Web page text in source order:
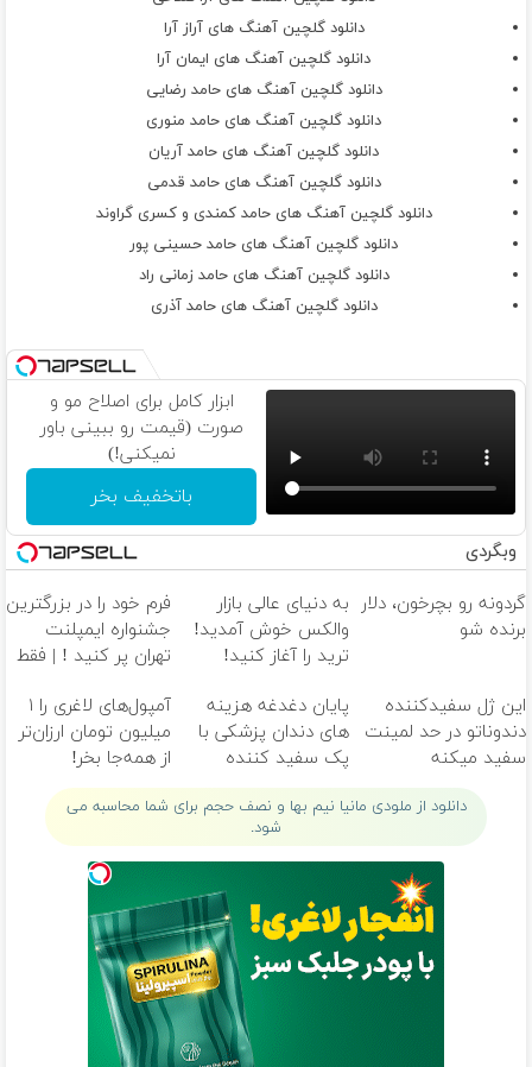
چی داره چشات
کیف میکنم واسه خنده هات
کسی مثل تورو نداره
شدی مث یه ستاره تو آسمون من
نمیزاری غم بیاد تو دلم
دانلود گلچین آهنگ های آراز آرا
دانلود گلچین آهنگ های ایمان آرا
دانلود گلچین آهنگ های حامد رضایی
دانلود گلچین آهنگ های حامد منوری
دانلود گلچین آهنگ های حامد آریان
دانلود گلچین آهنگ های حامد قدمی
دانلود گلچین آهنگ های حامد کمندی و کسری گراوند
دانلود گلچین آهنگ های حامد حسینی پور
دانلود گلچین آهنگ های حامد زمانی راد
دانلود گلچین آهنگ های حامد آذری
ابزار کامل برای اصلاح مو و
صورت (قیمت رو ببینی باور
نمیکنی!)
باتخفیف بخر
وبگردی
گردونه رو بچرخون، دلار
برنده شو
به دنیای عالی بازار
والکس خوش آمدید!
ترید را آغاز کنید!
فرم خود را در بزرگترین
جشنواره ایمپلنت
تهران پر کنید ! | فقط
این ژل سفیدکننده
دندوناتو در حد لمینت
سفید میکنه
پایان دغدغه هزینه
های دندان پزشکی با
پک سفید کننده
خانگی
آمپول‌های لاغری را ۱
میلیون تومان ارزان‌تر
از همه‌جا بخر!
دانلود از ملودی مانیا نیم بها و نصف حجم برای شما محاسبه می
شود.